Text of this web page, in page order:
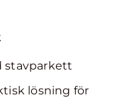
stavparkett
lösning för